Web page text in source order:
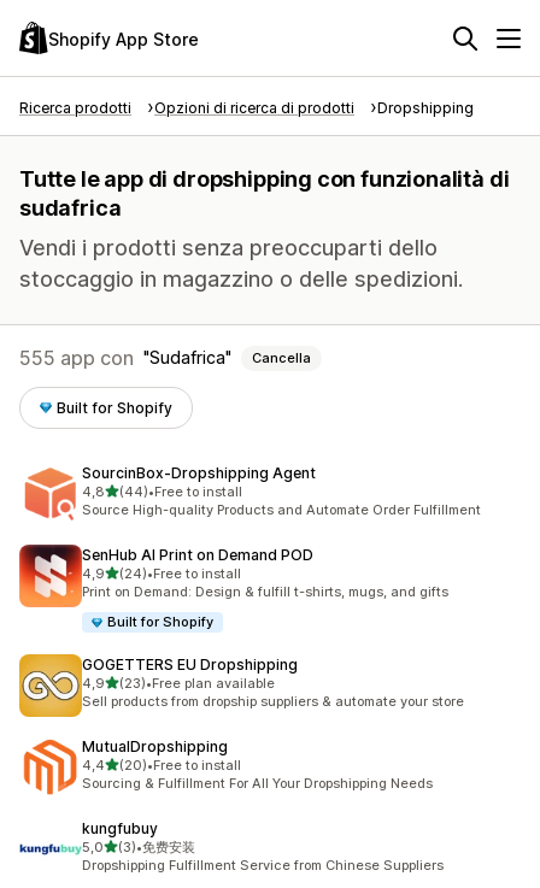
Shopify App Store
Ricerca prodotti Opzioni di ricerca di prodotti Dropshipping
Tutte le app di dropshipping con funzionalità di
sudafrica
Vendi i prodotti senza preoccuparti dello
stoccaggio in magazzino o delle spedizioni.
555 app con Sudafrica Cancella
Built for Shopify
SourcinBox‑Dropshipping Agent
4,8stelle su 5
(44)
44 recensioni totali
•Free to install
Source High-quality Products and Automate Order Fulfillment
SenHub AI Print on Demand POD
4,9stelle su 5
(24)
24 recensioni totali
•Free to install
Print on Demand: Design & fulfill t-shirts, mugs, and gifts
Built for Shopify
GOGETTERS EU Dropshipping
4,9stelle su 5
(23)
23 recensioni totali
•Free plan available
Sell products from dropship suppliers & automate your store
MutualDropshipping
4,4stelle su 5
(20)
20 recensioni totali
•Free to install
Sourcing & Fulfillment For All Your Dropshipping Needs
kungfubuy
5,0stelle su 5
(3)
3 recensioni totali
•免费安装
Dropshipping Fulfillment Service from Chinese Suppliers